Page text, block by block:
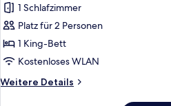
Pool
+
20%
OFF
Club
Beachfront
Honeymoon
Suite
with
Plunge
1 Schlafzimmer
Platz für 2 Personen
1 King-Bett
Kostenloses WLAN
Weitere Details
Weitere